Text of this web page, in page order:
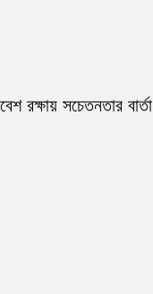
রক্ষায় সচেতনতার বার্তা